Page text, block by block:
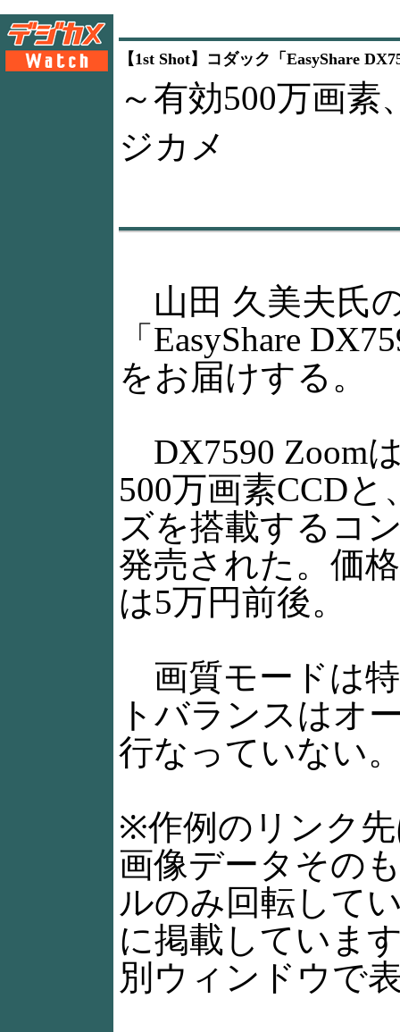
【1st Shot】コダック「EasyShare
～有効500万画
ジカメ
山田 久美夫氏
「EasyShare
をお届けする。
DX7590 Zoom
500万画素CCD
ズを搭載するコ
発売された。価
は5万円前後。
画質モードは
トバランスはオ
行なっていない
※作例のリンク
画像データその
ルのみ回転して
に掲載していま
別ウィンドウで